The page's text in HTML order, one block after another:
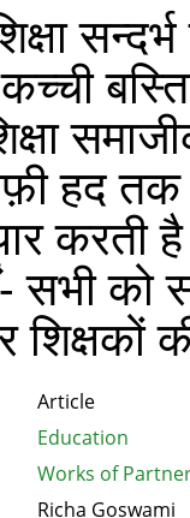
हद
करती
सभी को
Article
Education
Works of
Richa Goswami